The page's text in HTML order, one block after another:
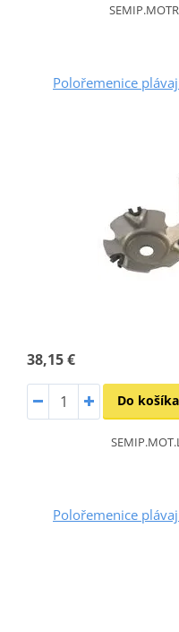
Polořemenice
38,15 €
Do košíka
Polořemenice